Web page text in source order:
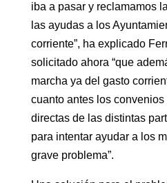
iba a pasar y reclamamos
las ayudas a los
corriente”, ha explicado
solicitado ahora “que
marcha ya del gasto
cuanto antes los
directas de las distintas
para intentar ayudar a los
grave problema”.